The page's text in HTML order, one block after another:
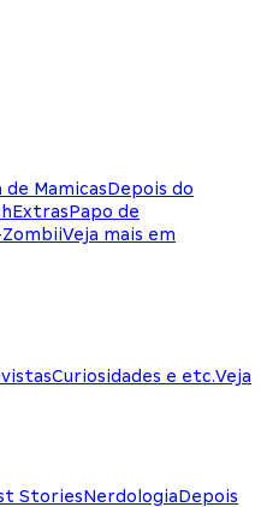
de MamicasDepois do
ExtrasPapo de
Veja mais em
Curiosidades e etc.Veja
StoriesNerdologiaDepois